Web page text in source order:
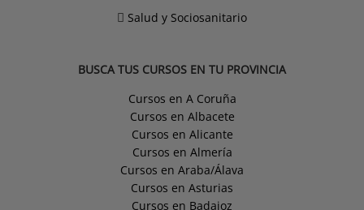
Salud y Sociosanitario
BUSCA TUS CURSOS EN TU PROVINCIA
Cursos en A Coruña
Cursos en Albacete
Cursos en Alicante
Cursos en Almería
Cursos en Araba/Álava
Cursos en Asturias
Cursos en Badajoz